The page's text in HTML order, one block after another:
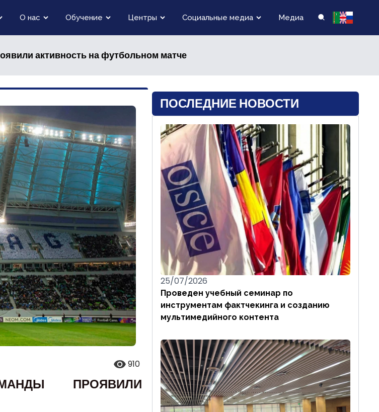
О нас Обучение Центры Социальные медиа Медиа
активность на футбольном матче
910
ПРОЯВИЛИ
ПОСЛЕДНИЕ НОВОСТИ
25/07/2026
Проведен учебный семинар по
инструментам фактчекинга и созданию
мультимедийного контента